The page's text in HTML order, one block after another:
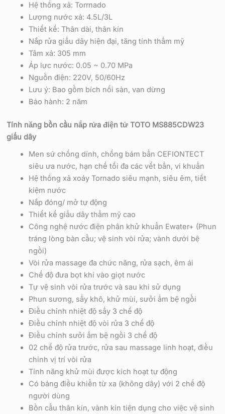
Hệ thống xả: Torrnado
Lượng nước xả: 4.5L/3L
Thiết kế: Thân dài, thân kín
Nắp rửa giấu dây hiện đại, tăng tính thẩm mỹ
Tâm xả: 305 mm
Áp lực nước: 0.05 ~ 0.70 MPa
Nguồn điện: 220V, 50/60Hz
Lưu ý: Bao gồm bích nối sàn, van dừng
Bảo hành: 2 năm
Tính năng bồn cầu nắp rửa điện tử TOTO MS885CDW23
giấu dây
Men sứ chống dính, chống bám bẩn CEFIONTECT
siêu ưa nước, hạn chế tối đa các vết bẩn, vi khuẩn
Hệ thống xả xoáy Tornado siêu mạnh, siêu êm, tiết
kiệm nước
Nắp đóng/ mở tự động
Thiết kế giấu dây thẩm mỹ cao
Công nghệ nước điện phân khử khuẩn Ewater+ (Phun
tráng lòng bàn cầu; vệ sinh vòi rửa; vành dưới bệ
ngồi)
Vòi rửa massage đa chức năng, rửa sạch, êm ái
Chế độ đưa bọt khí vào giọt nước
Tự vệ sinh vòi rửa trước và sau khi sử dụng
Phun sương, sấy khô, khử mùi, sưởi ấm bệ ngồi
Điều chỉnh nhiệt độ sấy 3 chế độ
Điều chỉnh nhiệt độ vòi rửa 3 chế độ
Điều chỉnh sưởi ấm bệ ngồi 3 chế độ
02 chế độ rửa trước, rửa sau massage linh hoạt, điều
chỉnh vị trí vòi rửa
Tính năng khử mùi được kích hoạt tự động
Có bảng điều khiển từ xa (không dây) với 2 chế độ
người dùng
Bồn cầu thân kín, vành kín tiện dụng cho việc vệ sinh